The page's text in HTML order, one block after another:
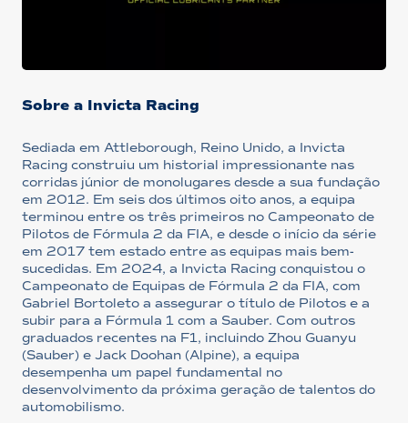
Sobre a Invicta Racing
Sediada em Attleborough, Reino Unido, a Invicta
Racing construiu um historial impressionante nas
corridas júnior de monolugares desde a sua fundação
em 2012. Em seis dos últimos oito anos, a equipa
terminou entre os três primeiros no Campeonato de
Pilotos de Fórmula 2 da FIA, e desde o início da série
em 2017 tem estado entre as equipas mais bem-
sucedidas. Em 2024, a Invicta Racing conquistou o
Campeonato de Equipas de Fórmula 2 da FIA, com
Gabriel Bortoleto a assegurar o título de Pilotos e a
subir para a Fórmula 1 com a Sauber. Com outros
graduados recentes na F1, incluindo Zhou Guanyu
(Sauber) e Jack Doohan (Alpine), a equipa
desempenha um papel fundamental no
desenvolvimento da próxima geração de talentos do
automobilismo.